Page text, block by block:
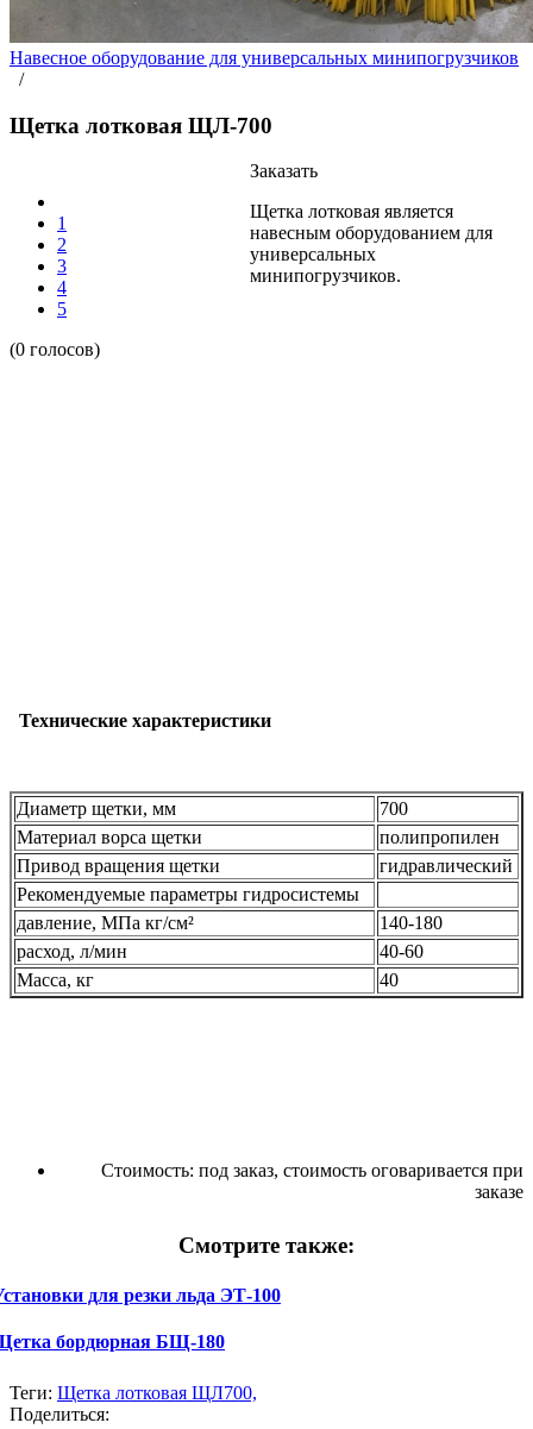
Навесное оборудование для универсальных минипогрузчиков
/
Щетка лотковая ЩЛ-700
1
2
3
4
5
(0 голосов)
Заказать
Щетка лотковая является
навесным оборудованием для
универсальных
минипогрузчиков.
Технические характеристики
Диаметр щетки, мм
700
Материал ворса щетки
полипропилен
Привод вращения щетки
гидравлический
Рекомендуемые параметры гидросистемы
давление, МПа кг/см²
140-180
расход, л/мин
40-60
Масса, кг
40
Стоимость: под заказ, стоимость оговаривается при
заказе
Смотрите также:
для резки льда ЭТ-100
бордюрная БЩ-180
Теги: Щетка лотковая ЩЛ700,
Поделиться: